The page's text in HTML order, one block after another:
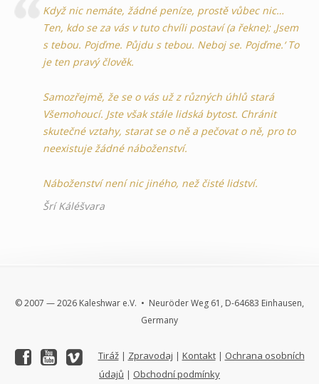
Když nic nemáte, žádné peníze, prostě vůbec nic…
Ten, kdo se za vás v tuto chvíli postaví (a řekne): ‚Jsem
s tebou. Pojďme. Půjdu s tebou. Neboj se. Pojďme.‘ To
je ten pravý člověk.
Samozřejmě, že se o vás už z různých úhlů stará
Všemohoucí. Jste však stále lidská bytost. Chránit
skutečné vztahy, starat se o ně a pečovat o ně, pro to
neexistuje žádné náboženství.
Náboženství není nic jiného, než čisté lidství.
Šrí Káléšvara
© 2007 — 2026 Kaleshwar e.V. • Neuröder Weg 61, D-64683 Einhausen,
Germany
Tiráž| Zpravodaj | Kontakt| Ochrana osobních
údajů | Obchodní podmínky